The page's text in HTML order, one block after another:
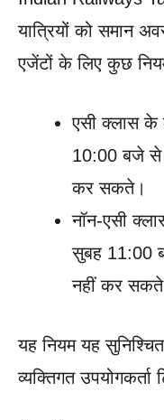
यात्रियों को समान
एजेंटों के लिए कुछ
एसी क्लास
10:00 बजे
कर सकते।
नॉन-एसी
सुबह 11:00
नहीं कर
यह नियम यह
व्यक्तिगत